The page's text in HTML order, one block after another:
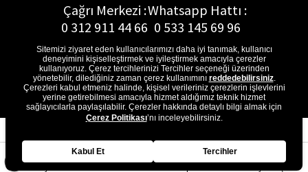
Çağrı Merkezi :
0 312 911 44 66
Whatsapp Hattı :
0 533 145 69 96
E-Posta Adresi :
musterihizmetleri@gon.com.tr
Sitemizi ziyaret eden kullanıcılarımızı daha iyi tanımak, kullanıcı
deneyimini kişiselleştirmek ve iyileştirmek amacıyla çerezler
kullanıyoruz. Çerez tercihlerinizi Tercihler seçeneği üzerinden
yönetebilir, dilediğiniz zaman çerez kullanımını reddedebilirsiniz.
Çerezleri kabul etmeniz halinde, kişisel verileriniz çerezlerin işlevlerini
yerine getirebilmesi amacıyla hizmet aldığımız teknik hizmet
sağlayıcılarla paylaşılabilir. Çerezler hakkında detaylı bilgi almak için
Çerez Politikası’nı inceleyebilirsiniz.
Kabul Et Tercihler